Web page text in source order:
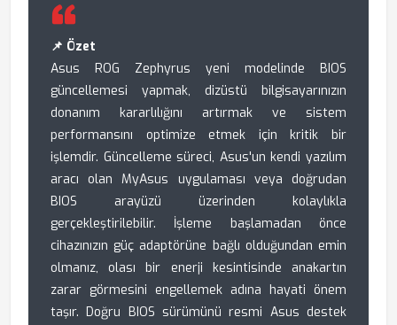
📌 Özet
Asus ROG Zephyrus yeni modelinde BIOS
güncellemesi yapmak, dizüstü bilgisayarınızın
donanım kararlılığını artırmak ve sistem
performansını optimize etmek için kritik bir
işlemdir. Güncelleme süreci, Asus'un kendi yazılım
aracı olan MyAsus uygulaması veya doğrudan
BIOS arayüzü üzerinden kolaylıkla
gerçekleştirilebilir. İşleme başlamadan önce
cihazınızın güç adaptörüne bağlı olduğundan emin
olmanız, olası bir enerji kesintisinde anakartın
zarar görmesini engellemek adına hayati önem
taşır. Doğru BIOS sürümünü resmi Asus destek